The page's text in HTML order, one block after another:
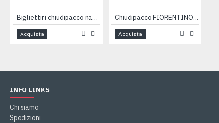
Bigliettini chiudipacco natale 25x4pz
Acquista
Chiudipacco FIORENTINO 100pz
Acquista
INFO LINKS
Chi siamo
Spedizioni